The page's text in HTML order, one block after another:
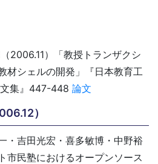
2006.11）「教授トランザクシ
材シェルの開発」『日本教育工
集』447-448 論文
）
・吉田光宏・喜多敏博・中野裕
市民塾におけるオープンソース